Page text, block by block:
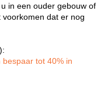
in een ouder gebouw of
dat er nog
tot 40% in